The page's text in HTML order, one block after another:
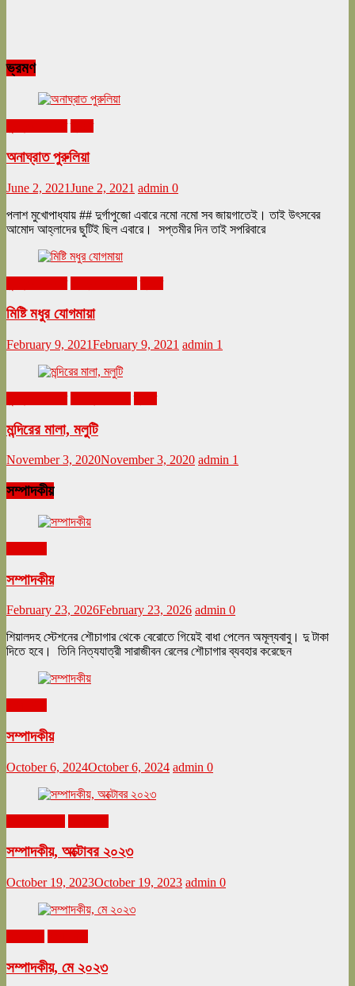
ভ্রমণ
অনাঘ্রাত পুরুলিয়া
June 2, 2021June 2, 2021 admin 0
পলাশ মুখোপাধ্যায় ## দুর্গাপুজো এবারে নমো নমো সব জায়গাতেই। তাই উৎসবের
আমোদ আহ্লাদের ছুটিই ছিল এবারে। সপ্তমীর দিন তাই সপরিবারে
মিষ্টি মধুর যোগমায়া
February 9, 2021February 9, 2021 admin 1
মন্দিরের মালা, মলুটি
November 3, 2020November 3, 2020 admin 1
সম্পাদকীয়
সম্পাদকীয়
February 23, 2026February 23, 2026 admin 0
শিয়ালদহ স্টেশনের শৌচাগার থেকে বেরোতে গিয়েই বাধা পেলেন অমূল্যবাবু। দু টাকা
দিতে হবে। তিনি নিত্যযাত্রী সারাজীবন রেলের শৌচাগার ব্যবহার করেছেন
সম্পাদকীয়
October 6, 2024October 6, 2024 admin 0
সম্পাদকীয়, অক্টোবর ২০২৩
October 19, 2023October 19, 2023 admin 0
সম্পাদকীয়, মে ২০২৩